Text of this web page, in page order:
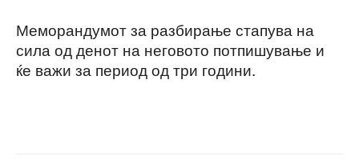
Меморандумот за разбирање стапува на
сила од денот на неговото потпишување и
ќе важи за период од три години.